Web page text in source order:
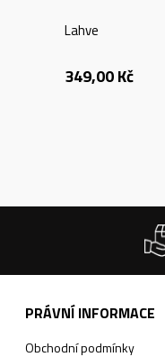
Lahve
349,00Kč
PRÁVNÍ INFORMACE
Obchodní podmínky